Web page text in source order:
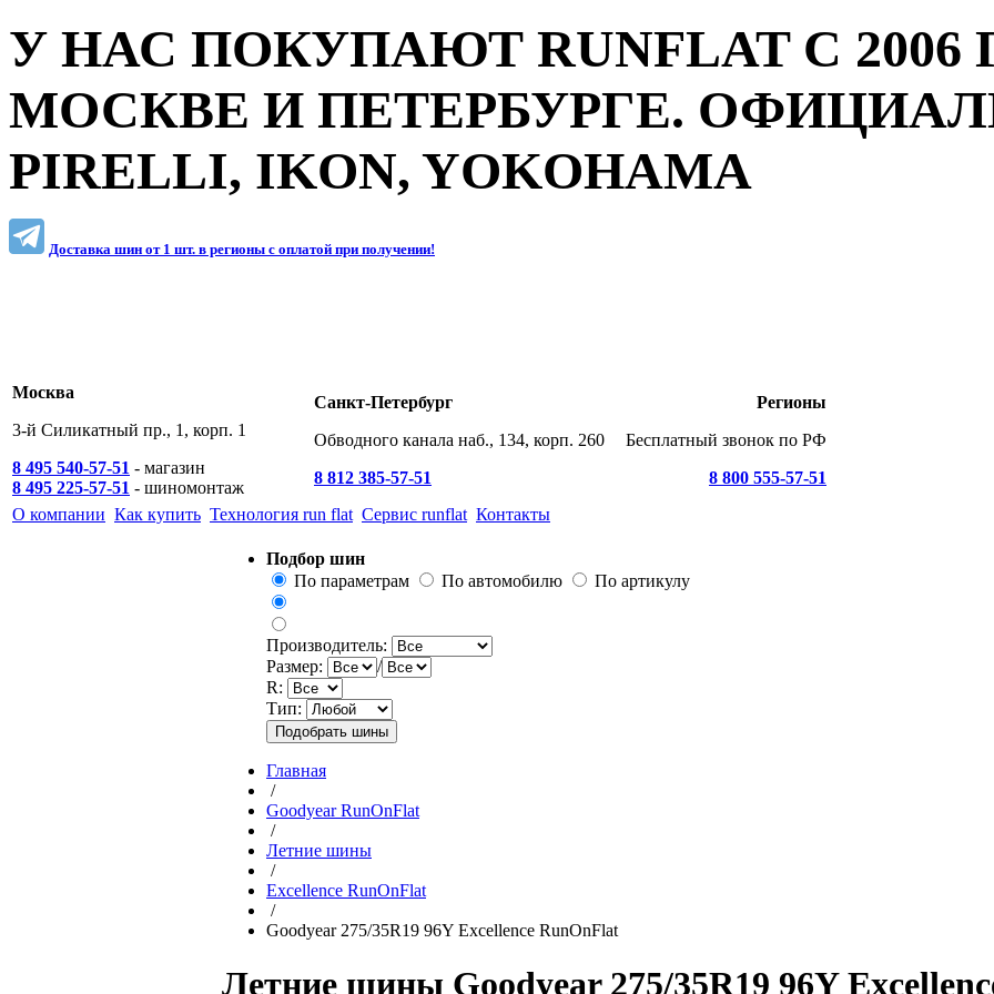
У НАС ПОКУПАЮТ RUNFLAT С
МОСКВЕ И ПЕТЕРБУРГЕ.
PIRELLI, IKON, YOKOHAMA
Доставка шин от 1 шт. в регионы c оплатой при получении!
Москва
3-й Силикатный пр., 1, корп. 1
8 495 540-57-51 - магазин
8 495 225-57-51 - шиномонтаж
Санкт-Петербург
Обводного канала наб., 134, корп. 260
8 812 385-57-51
Регионы
Бесплатный звонок по РФ
8 800 555-57-51
О компании Как купить Технология run flat Сервис runflat Контакты
Подбор шин
По параметрам
По автомобилю По артикулу
Производитель:
Размер:
/
R:
Тип:
Главная
/
Goodyear RunOnFlat
/
Летние шины
/
Excellence RunOnFlat
/
Goodyear 275/35R19 96Y Excellence RunOnFlat
Летние шины Goodyear 275/35R19 96Y